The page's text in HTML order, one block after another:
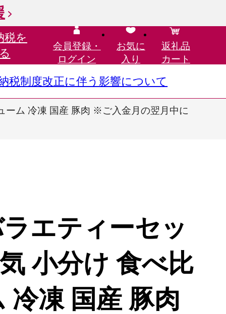
税を
会員登録・
ログイン
お気に
入り
返礼品
カート
税制度改正に伴う影響について
ーム 冷凍 国産 豚肉 ※ご入金月の翌月中に
エティーセッ
小分け 食べ比
冷凍 国産 豚肉